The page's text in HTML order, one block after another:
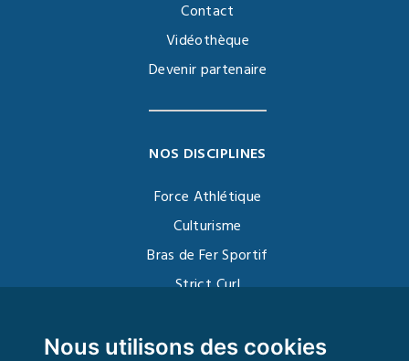
Nous utilisons des cookies
Contact
Vidéothèque
Devenir partenaire
NOS DISCIPLINES
Force Athlétique
Culturisme
Bras de Fer Sportif
Strict Curl
Kettlebell